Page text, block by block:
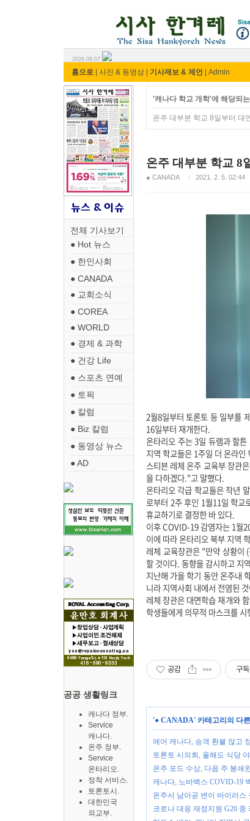
2026.08.07
홈으로 사진 & 동영상 기사제보 & 제언 Admin
전체 기사보기
● Hot 뉴스
● 한인사회
● CANADA
● 교회소식
● COREA
● WORLD
● 경제 & 과학
● 건강 Life
● 스포츠 연예
● 토픽
● 칼럼
● Biz 칼럼
● 동영상 뉴스
● AD
공공 생활링크
캐나다 정부.
Service
캐나다.
온주 정부.
Service
온타리오.
정착 서비스.
토론토시.
대한민국
외교부.
'캐나다 학교 개학'에 해당되
온주 대부분 학교 8일부터 대
온주 대부분 학교 8
● CANADA 2021. 2. 5. 02:44
2월8일부터 토론토 등 일부를
16일부터 재개한다.
온타리오 주는 3일 듀램과 할
지역 학교들은 1주일 더 온라
스티븐 레체 온주 교육부 장관
을 다하겠다."고 말했다.
온타리오 각급 학교들은 작년
로부터 2주 후인 1월11일 학교
휴교하기로 결정한 바 있다.
이후 COVID-19 감염자는 1월
이에 따라 온타리오 북부 지역
레체 교육장관은 "만약 상황이
할 것이다. 동향을 감시하고 지
지난해 가을 학기 동안 온주내
니라 지역사회 내에서 전염된
레체 장관은 대면학습 재개와
학생들에게 의무적 마스크를
공감 구독
'● CANADA' 카테고리의 다
에어 캐나다, 승객 환불 않고
토론토 시의회, 올해도 식당
온주 포드 수상, 다음 주 봉쇄
캐나다, 노바백스 COVID-19
온주서 남아공 변이 바이러스
코로나 대응 재정지원 G20 중